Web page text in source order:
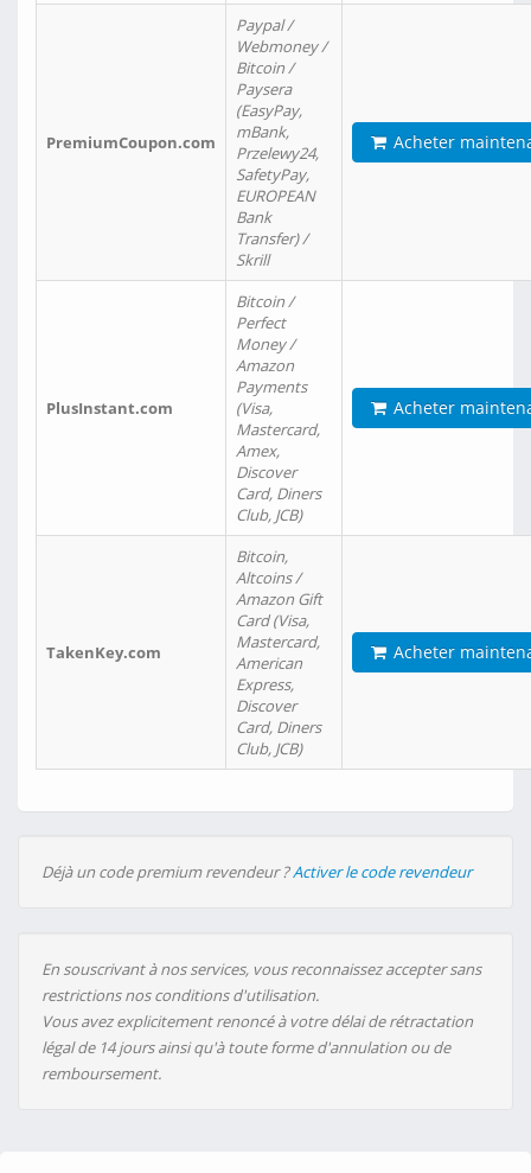
PremiumCoupon.com
Paypal /
Webmoney /
Bitcoin /
Paysera
(EasyPay,
mBank,
Przelewy24,
SafetyPay,
EUROPEAN
Bank
Transfer) /
Skrill
Acheter
PlusInstant.com
Bitcoin /
Perfect
Money /
Amazon
Payments
(Visa,
Mastercard,
Amex,
Discover
Card, Diners
Club, JCB)
Acheter
TakenKey.com
Bitcoin,
Altcoins /
Amazon Gift
Card (Visa,
Mastercard,
American
Express,
Discover
Card, Diners
Club, JCB)
Acheter
Déjà un code premium revendeur ?Activer le code revendeur
En souscrivant à nos services, vous reconnaissez accepter sans
restrictions nos conditions d'utilisation.
Vous avez explicitement renoncé à votre délai de rétractation
légal de 14 jours ainsi qu'à toute forme d'annulation ou de
remboursement.